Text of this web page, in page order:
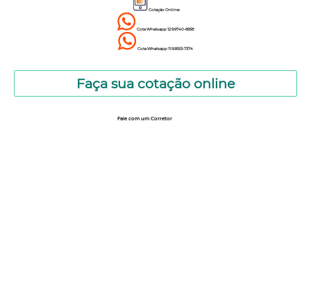
Cotação Online:
Cote Whatsapp 12 9.9740-6958
Cote Whatsapp 11 9.9553-7374
Fale com um Corretor
Faça sua cotação online